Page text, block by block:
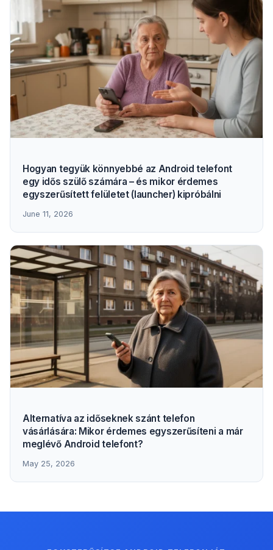
Hogyan tegyük könnyebbé az Android telefont
egy idős szülő számára – és mikor érdemes
egyszerűsített felületet (launcher) kipróbálni
June 11, 2026
Alternatíva az időseknek szánt telefon
vásárlására: Mikor érdemes egyszerűsíteni a már
meglévő Android telefont?
May 25, 2026